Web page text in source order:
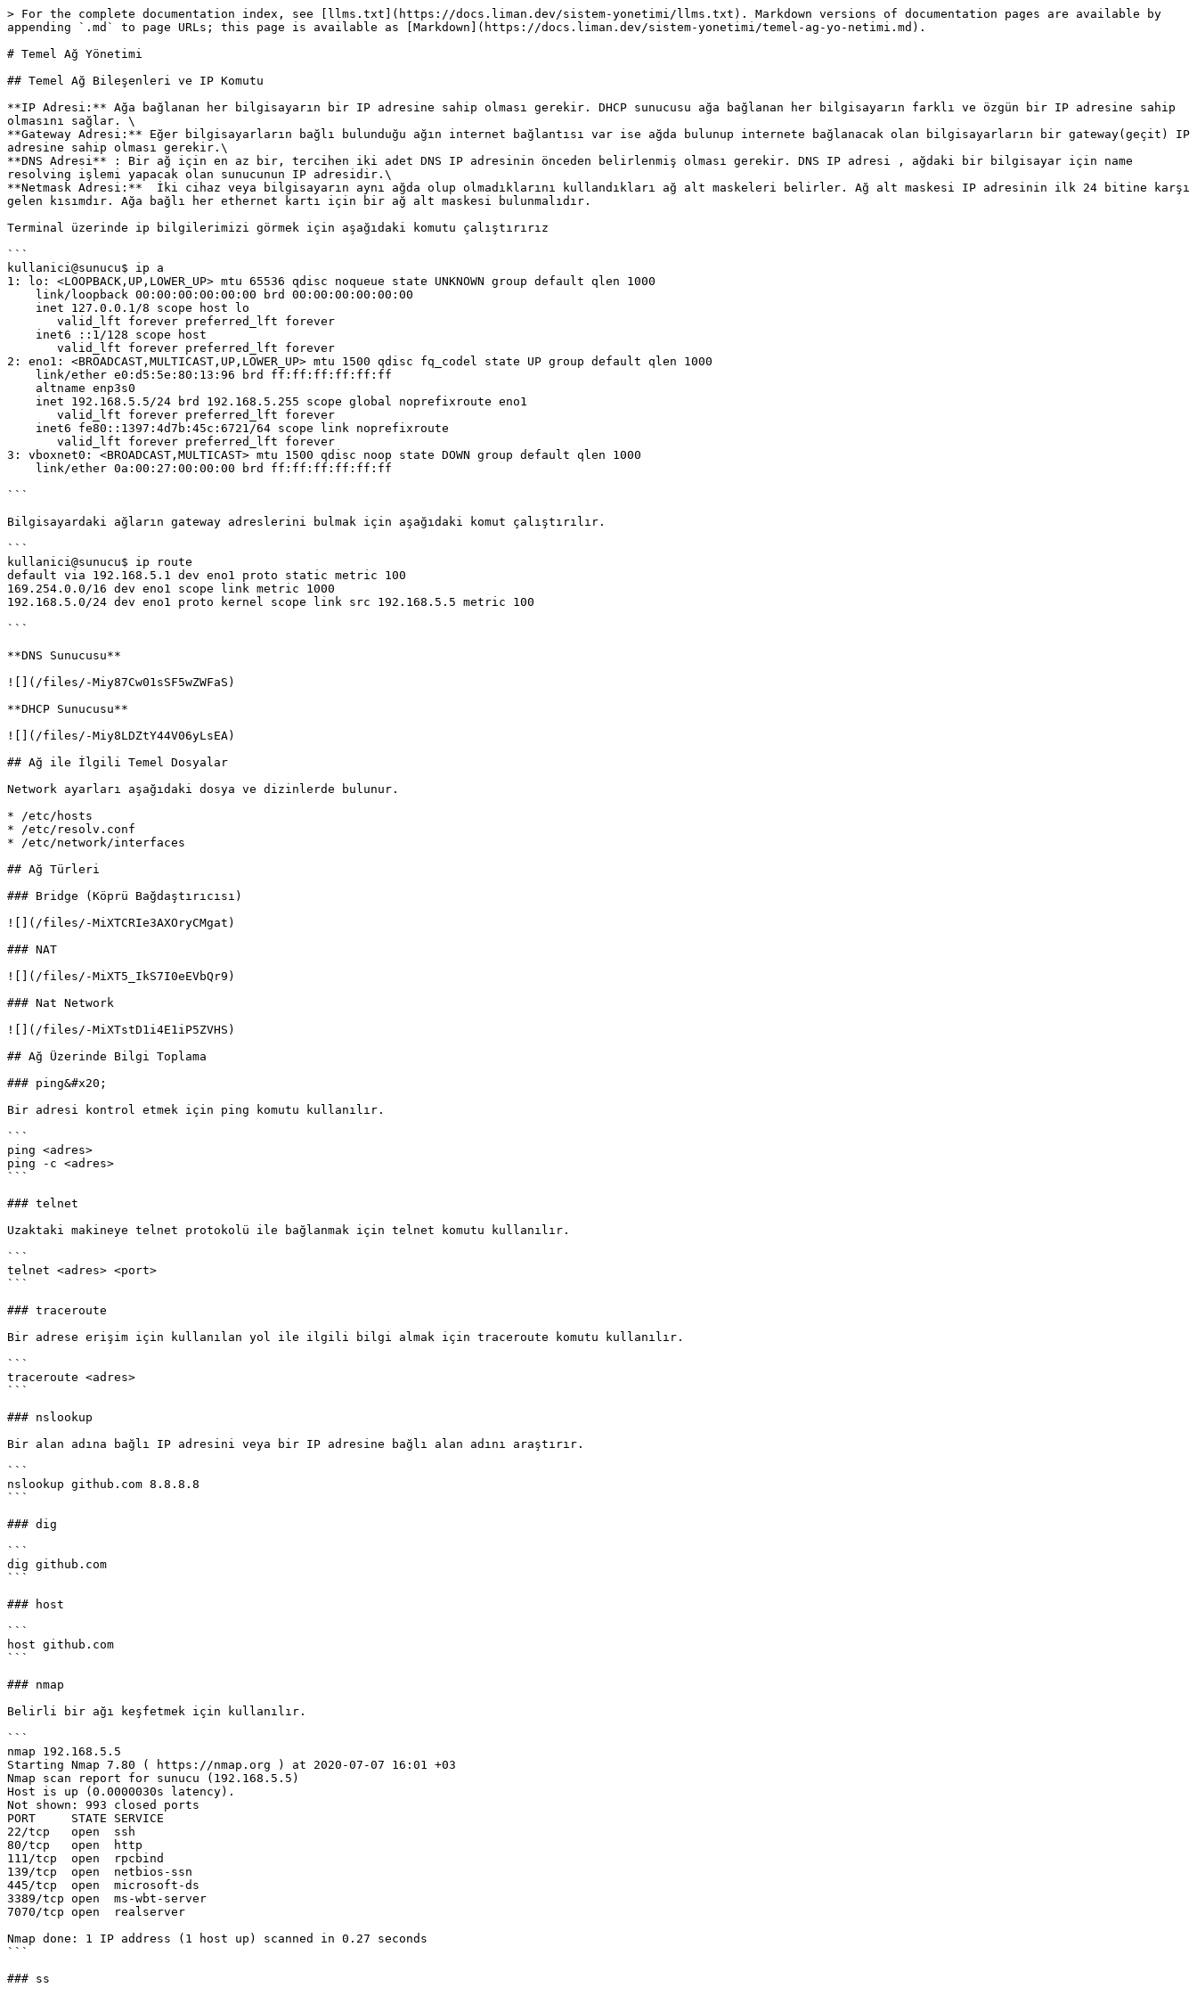
> For the complete documentation index, see [llms.txt](https://docs.liman.dev/sistem-yonetimi/llms.txt). Markdown versions of documentation pages are available by
appending `.md` to page URLs; this page is available as [Markdown](https://docs.liman.dev/sistem-yonetimi/temel-ag-yo-netimi.md).
# Temel Ağ Yönetimi
## Temel Ağ Bileşenleri ve IP Komutu
**IP Adresi:** Ağa bağlanan her bilgisayarın bir IP adresine sahip olması gerekir. DHCP sunucusu ağa bağlanan her bilgisayarın farklı ve özgün bir IP adresine sahip
olmasını sağlar. \
**Gateway Adresi:** Eğer bilgisayarların bağlı bulunduğu ağın internet bağlantısı var ise ağda bulunup internete bağlanacak olan bilgisayarların bir gateway(geçit) IP
adresine sahip olması gerekir.\
**DNS Adresi** : Bir ağ için en az bir, tercihen iki adet DNS IP adresinin önceden belirlenmiş olması gerekir. DNS IP adresi , ağdaki bir bilgisayar için name
resolving işlemi yapacak olan sunucunun IP adresidir.\
**Netmask Adresi:**  İki cihaz veya bilgisayarın aynı ağda olup olmadıklarını kullandıkları ağ alt maskeleri belirler. Ağ alt maskesi IP adresinin ilk 24 bitine karşı
gelen kısımdır. Ağa bağlı her ethernet kartı için bir ağ alt maskesi bulunmalıdır.
Terminal üzerinde ip bilgilerimizi görmek için aşağıdaki komutu çalıştırırız
```
kullanici@sunucu$ ip a
1: lo: <LOOPBACK,UP,LOWER_UP> mtu 65536 qdisc noqueue state UNKNOWN group default qlen 1000
2: eno1: <BROADCAST,MULTICAST,UP,LOWER_UP> mtu 1500 qdisc fq_codel state UP group default qlen 1000
3: vboxnet0: <BROADCAST,MULTICAST> mtu 1500 qdisc noop state DOWN group default qlen 1000
```
Bilgisayardaki ağların gateway adreslerini bulmak için aşağıdaki komut çalıştırılır.
```
kullanici@sunucu$ ip route
default via 192.168.5.1 dev eno1 proto static metric 100
169.254.0.0/16 dev eno1 scope link metric 1000
192.168.5.0/24 dev eno1 proto kernel scope link src 192.168.5.5 metric 100
```
**DNS Sunucusu**
![](/files/-Miy87Cw01sSF5wZWFaS)
**DHCP Sunucusu**
![](/files/-Miy8LDZtY44V06yLsEA)
## Ağ ile İlgili Temel Dosyalar
Network ayarları aşağıdaki dosya ve dizinlerde bulunur.
* /etc/hosts
* /etc/resolv.conf
* /etc/network/interfaces
## Ağ Türleri
### Bridge (Köprü Bağdaştırıcısı)
![](/files/-MiXTCRIe3AXOryCMgat)
### NAT
![](/files/-MiXT5_IkS7I0eEVbQr9)
### Nat Network
![](/files/-MiXTstD1i4E1iP5ZVHS)
## Ağ Üzerinde Bilgi Toplama
### ping&#x20;
Bir adresi kontrol etmek için ping komutu kullanılır.
```
ping <adres>
ping -c <adres>
```
### telnet
Uzaktaki makineye telnet protokolü ile bağlanmak için telnet komutu kullanılır.
```
telnet <adres> <port>
```
### traceroute
Bir adrese erişim için kullanılan yol ile ilgili bilgi almak için traceroute komutu kullanılır.
```
traceroute <adres>
```
### nslookup
Bir alan adına bağlı IP adresini veya bir IP adresine bağlı alan adını araştırır.
```
nslookup github.com 8.8.8.8
```
### dig
```
dig github.com
```
### host
```
host github.com
```
### nmap
Belirli bir ağı keşfetmek için kullanılır.
```
nmap 192.168.5.5
Starting Nmap 7.80 ( https://nmap.org ) at 2020-07-07 16:01 +03
Nmap scan report for sunucu (192.168.5.5)
Host is up (0.0000030s latency).
Not shown: 993 closed ports
PORT     STATE SERVICE
22/tcp   open  ssh
80/tcp   open  http
111/tcp  open  rpcbind
139/tcp  open  netbios-ssn
445/tcp  open  microsoft-ds
3389/tcp open  ms-wbt-server
7070/tcp open  realserver
Nmap done: 1 IP address (1 host up) scanned in 0.27 seconds
```
### ss